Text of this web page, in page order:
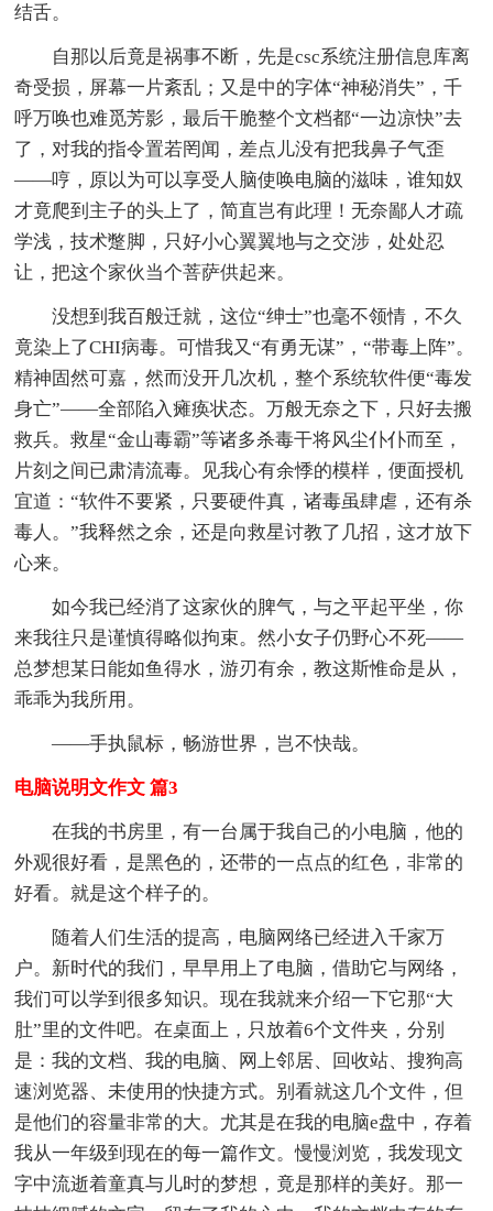
结舌。
自那以后竟是祸事不断，先是csc系统注册信息库离
奇受损，屏幕一片紊乱；又是中的字体“神秘消失”，千
呼万唤也难觅芳影，最后干脆整个文档都“一边凉快”去
了，对我的指令置若罔闻，差点儿没有把我鼻子气歪
——哼，原以为可以享受人脑使唤电脑的滋味，谁知奴
才竟爬到主子的头上了，简直岂有此理！无奈鄙人才疏
学浅，技术蹩脚，只好小心翼翼地与之交涉，处处忍
让，把这个家伙当个菩萨供起来。
没想到我百般迁就，这位“绅士”也毫不领情，不久
竟染上了CHI病毒。可惜我又“有勇无谋”，“带毒上阵”。
精神固然可嘉，然而没开几次机，整个系统软件便“毒发
身亡”——全部陷入瘫痪状态。万般无奈之下，只好去搬
救兵。救星“金山毒霸”等诸多杀毒干将风尘仆仆而至，
片刻之间已肃清流毒。见我心有余悸的模样，便面授机
宜道：“软件不要紧，只要硬件真，诸毒虽肆虐，还有杀
毒人。”我释然之余，还是向救星讨教了几招，这才放下
心来。
如今我已经消了这家伙的脾气，与之平起平坐，你
来我往只是谨慎得略似拘束。然小女子仍野心不死——
总梦想某日能如鱼得水，游刃有余，教这斯惟命是从，
乖乖为我所用。
——手执鼠标，畅游世界，岂不快哉。
电脑说明文作文 篇3
在我的书房里，有一台属于我自己的小电脑，他的
外观很好看，是黑色的，还带的一点点的红色，非常的
好看。就是这个样子的。
随着人们生活的提高，电脑网络已经进入千家万
户。新时代的我们，早早用上了电脑，借助它与网络，
我们可以学到很多知识。现在我就来介绍一下它那“大
肚”里的文件吧。在桌面上，只放着6个文件夹，分别
是：我的文档、我的电脑、网上邻居、回收站、搜狗高
速浏览器、未使用的快捷方式。别看就这几个文件，但
是他们的容量非常的大。尤其是在我的电脑e盘中，存着
我从一年级到现在的每一篇作文。慢慢浏览，我发现文
字中流逝着童真与儿时的梦想，竟是那样的美好。那一